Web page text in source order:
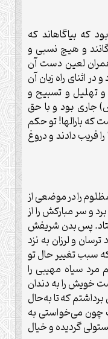
که بیاگاهاند که
و هیچ نسبی و
لعین دست آن
در اثنای راه زبان آن
و تهلیل و تسبیح و
جاری بود و با حق
بارالها! تو حکم
فریب دادند و دروغ
را در موضعی از
و سر مبارکش را از
پس بدن شریفش
و لرزان به نزد
سبب تغییر حال تو
سیاه مهیبی را
خویش را به دندان
که تا به‌حال
چون می‌خواستی به
گردیده و خیال